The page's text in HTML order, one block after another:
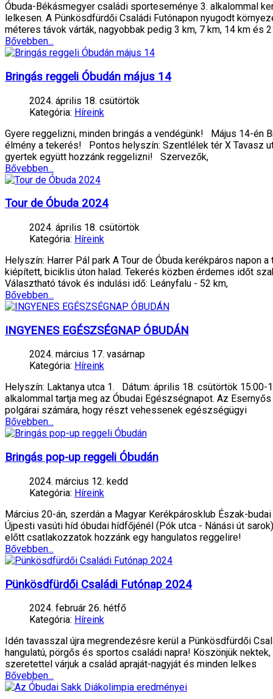
Óbuda-Békásmegyer családi sporteseménye 3. alkalommal
lelkesen. A Pünkösdfürdői Családi Futónapon nyugodt
méteres távok várták, nagyobbak pedig 3 km, 7 km, 14 km és
Bővebben...
Bringás reggeli Óbudán május 14
2024. április 18. csütörtök
Kategória: Híreink
Gyere reggelizni, minden bringás a vendégünk! Május 14-én
élmény a tekerés!️ Pontos helyszín: Szentlélek tér X Tavasz
gyertek együtt hozzánk reggelizni! Szervezők,
Bővebben...
Tour de Óbuda 2024
2024. április 18. csütörtök
Kategória: Híreink
Helyszín: Harrer Pál park A Tour de Óbuda kerékpáros
kiépített, biciklis úton halad. Tekerés közben érdemes időt
Választható távok és indulási idő: Leányfalu - 52 km,
Bővebben...
INGYENES EGÉSZSÉGNAP ÓBUDÁN
2024. március 17. vasárnap
Kategória: Híreink
Helyszín: Laktanya utca 1. Dátum: április 18. csütörtök
alkalommal tartja meg az Óbudai Egészségnapot. Az
polgárai számára, hogy részt vehessenek egészségügyi
Bővebben...
Bringás pop-up reggeli Óbudán
2024. március 12. kedd
Kategória: Híreink
Március 20-án, szerdán a Magyar Kerékpárosklub Észak-
Újpesti vasúti híd óbudai hídfőjénél (Pók utca - Nánási út
előtt csatlakozzatok hozzánk egy hangulatos reggelire!
Bővebben...
Pünkösdfürdői Családi Futónap 2024
2024. február 26. hétfő
Kategória: Híreink
Idén tavasszal újra megrendezésre kerül a Pünkösdfürdői
hangulatú, pörgős és sportos családi napra! Köszönjük
szeretettel várjuk a család apraját-nagyját és minden lelkes
Bővebben...